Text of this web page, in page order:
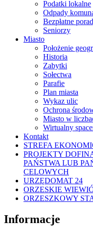
Podatki lokalne
Odpady
Bezpłatne
Seniorzy
Miasto
Położenie
Historia
Zabytki
Sołectwa
Parafie
Plan miasta
Wykaz ulic
Ochrona
Miasto w
Wirtualny
Kontakt
STREFA
PROJEKTY
PAŃSTWA LUB
CELOWYCH
URZĘDOMAT 24
ORZESKIE
ORZESZKOWY
Informacje